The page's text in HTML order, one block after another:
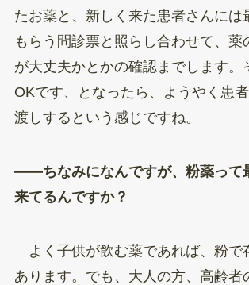
たお薬と、新しく来た患者さんには
もらう問診票と照らし合わせて、薬
が大丈夫かとかの確認までします。
OKです、となったら、ようやく患
渡しするという感じですね。
——ちなみになんですが、粉薬って
来てるんですか？
よく子供が飲む薬であれば、粉で
あります。でも、大人の方、高齢者